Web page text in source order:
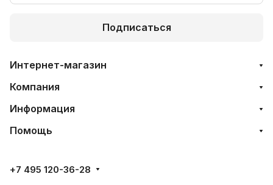
Подписаться
Интернет-магазин
Компания
Информация
Помощь
+7 495 120-36-28